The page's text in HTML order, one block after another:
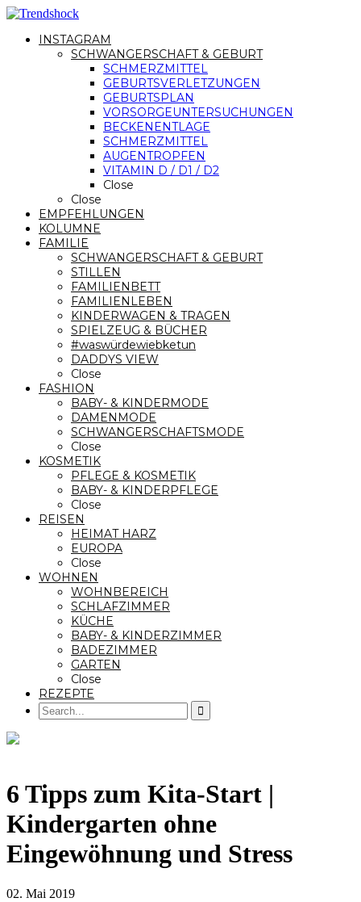
INSTAGRAM
SCHWANGERSCHAFT & GEBURT
SCHMERZMITTEL
GEBURTSVERLETZUNGEN
GEBURTSPLAN
VORSORGEUNTERSUCHUNGEN
BECKENENTLAGE
SCHMERZMITTEL
AUGENTROPFEN
VITAMIN D / D1 / D2
Close
Close
EMPFEHLUNGEN
KOLUMNE
FAMILIE
SCHWANGERSCHAFT & GEBURT
STILLEN
FAMILIENBETT
FAMILIENLEBEN
KINDERWAGEN & TRAGEN
SPIELZEUG & BÜCHER
#waswürdewiebketun
DADDYS VIEW
Close
FASHION
BABY- & KINDERMODE
DAMENMODE
SCHWANGERSCHAFTSMODE
Close
KOSMETIK
PFLEGE & KOSMETIK
BABY- & KINDERPFLEGE
Close
REISEN
HEIMAT HARZ
EUROPA
Close
WOHNEN
WOHNBEREICH
SCHLAFZIMMER
KÜCHE
BABY- & KINDERZIMMER
BADEZIMMER
GARTEN
Close
REZEPTE
6 Tipps zum Kita-Start |
Kindergarten ohne
Eingewöhnung und Stress
02. Mai 2019